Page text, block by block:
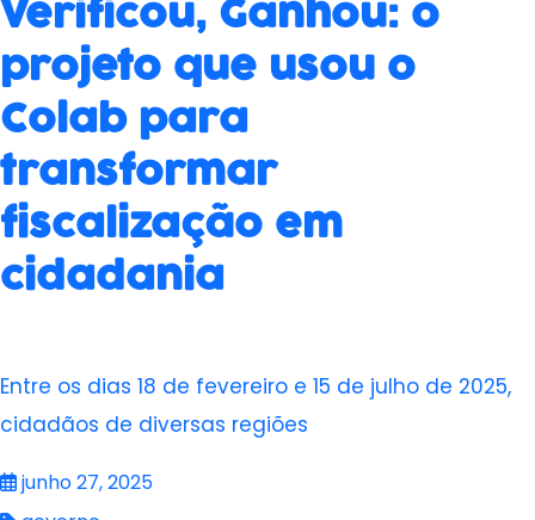
Verificou, Ganhou: o
projeto que usou o
Colab para
transformar
fiscalização em
cidadania
Entre os dias 18 de fevereiro e 15 de julho de 2025,
cidadãos de diversas regiões
junho 27, 2025